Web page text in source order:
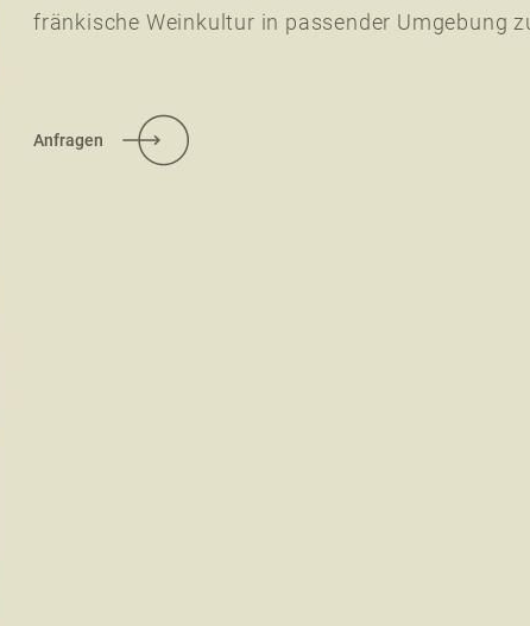
fränkische Weinkultur in passender Umgebung
Anfragen